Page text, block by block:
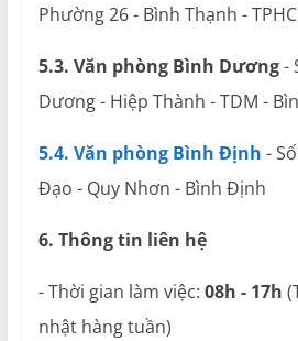
Phường 26 - Bình Thạnh -
5.3. Văn phòng Bình Dương-
Dương - Hiệp Thành - TDM -
5.4. Văn phòng Bình Định -
Đạo - Quy Nhơn - Bình Định
6. Thông tin liên hệ
- Thời gian làm việc: 08h - 17h
nhật hàng tuần)